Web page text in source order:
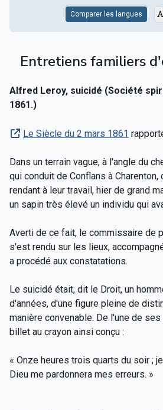
Comparer les langues
Entretiens familiers
Alfred Leroy, suicidé (Société
1861.)
Le Siècle du 2 mars 1861
Dans un terrain vague, à l'angle du
qui conduit de Conflans à
rendant à leur travail, hier de grand
un sapin très élevé un individu qui
Averti de ce fait, le commissaire de
s'est rendu sur les lieux,
a procédé aux constatations.
Le suicidé était, dit le Droit, un
d'années, d'une figure pleine de
manière convenable. De l'une de
billet au crayon ainsi conçu :
« Onze heures trois quarts du soir ;
Dieu me pardonnera mes erreurs. »